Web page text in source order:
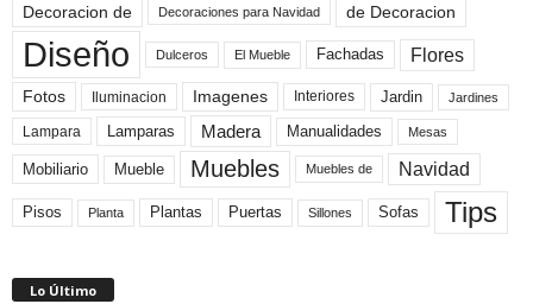
Decoracion de Decoraciones para Navidad de Decoracion
Diseño Dulceros El Mueble Fachadas Flores
Fotos Iluminacion Imagenes Interiores Jardin Jardines
Lampara Lamparas Madera Manualidades Mesas
Mobiliario Mueble Muebles Muebles de Navidad
Pisos Planta Plantas Puertas Sillones Sofas Tips
Lo Último